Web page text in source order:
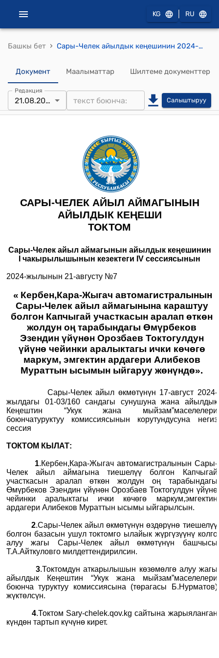
KG RU
Башкы бет › Сары-Челек айылдык кеңешинин 2024-жылынын 21-августундагы №7« Кербен,Кара-Жыгач автомагистралынын Сары-Челек айыл аймагынына караштуу болгон Капчыгай участкасын аралап өткөн жолдун оң тарабындагы Өмүрбеков Эзендин үйүнөн Орозбаев Токтогулдун үйүнө чейинки аралыктагы ички көчөгө маркум, эмгектин ардагери Алибеков Мураттын ысымын ыйгаруу жөнүндө» токтому
Документ Маалыматтар Шилтеме документтер
Редакция
21.08.2024 Салыштыруу